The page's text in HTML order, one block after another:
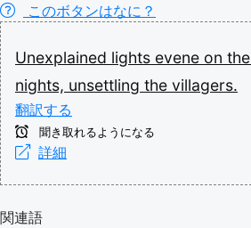
このボタンはなに？
Unexplained lights evene on the
nights, unsettling the villagers.
翻訳する
聞き取れるようになる
詳細
関連語